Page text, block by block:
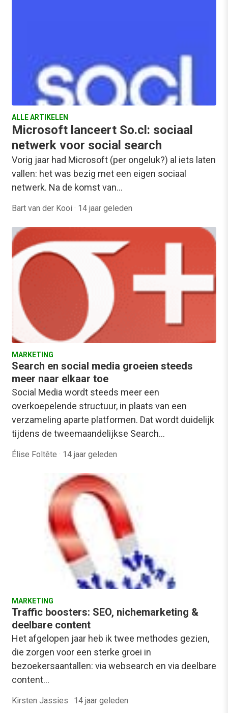
ALLE ARTIKELEN
Microsoft lanceert So.cl: sociaal
netwerk voor social search
Vorig jaar had Microsoft (per ongeluk?) al iets laten
vallen: het was bezig met een eigen sociaal
netwerk. Na de komst van…
Bart van der Kooi · 14 jaar geleden
MARKETING
Search en social media groeien steeds
meer naar elkaar toe
Social Media wordt steeds meer een
overkoepelende structuur, in plaats van een
verzameling aparte platformen. Dat wordt duidelijk
tijdens de tweemaandelijkse Search…
Élise Foltête · 14 jaar geleden
MARKETING
Traffic boosters: SEO, nichemarketing &
deelbare content
Het afgelopen jaar heb ik twee methodes gezien,
die zorgen voor een sterke groei in
bezoekersaantallen: via websearch en via deelbare
content…
Kirsten Jassies · 14 jaar geleden